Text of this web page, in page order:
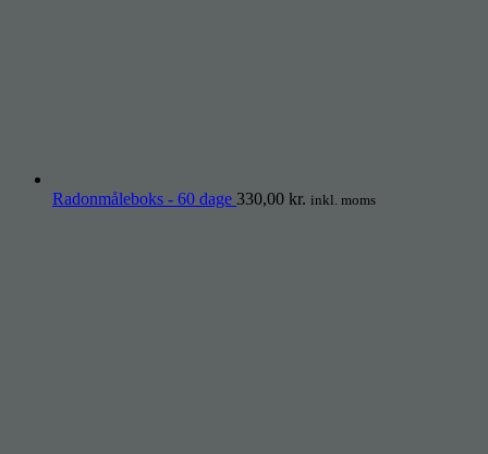
Radonmåleboks - 60 dage 330,00 kr. inkl. moms